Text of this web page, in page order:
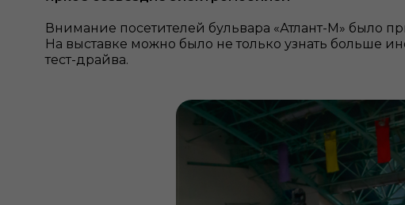
Внимание посетителей бульвара «Атлант-М» было
На выставке можно было не только узнать больше
тест-драйва.